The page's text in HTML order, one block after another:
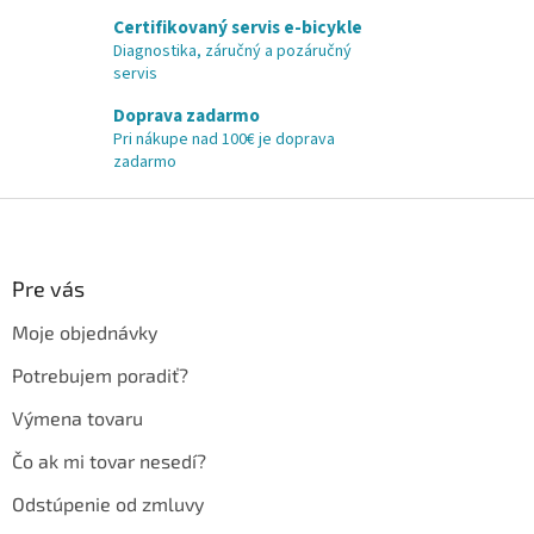
Certifikovaný servis e-bicykle
Diagnostika, záručný a pozáručný
servis
Doprava zadarmo
Pri nákupe nad 100€ je doprava
zadarmo
Pre vás
Moje objednávky
Potrebujem poradiť?
Výmena tovaru
Čo ak mi tovar nesedí?
Odstúpenie od zmluvy